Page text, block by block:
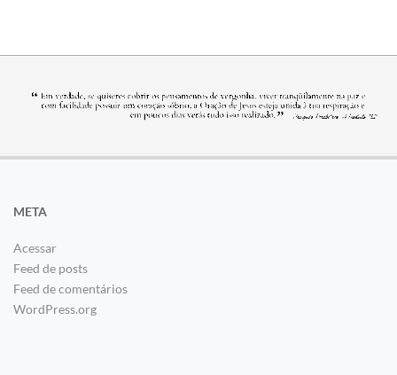
META
Acessar
Feed de posts
Feed de comentários
WordPress.org